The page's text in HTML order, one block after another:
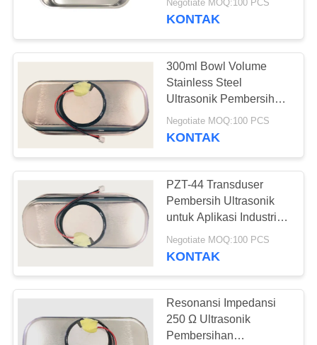
KUALITAS
HUBUNGI
KAMI
PERMINTAAN
PENAWARAN
SITEMAP
PRIVACY
POLICY
Transduser
Pembersihan
Ultrasonik
Sensor Tingkat
Ultrasonik
28
Negotiate MOQ:100 PCS
KONTAK
300ml Bowl Volume
Stainless Steel
Ultrasonik Pembersihan
Transducer dengan 3-
48V Supply Voltage
Negotiate MOQ:100 PCS
KONTAK
PZT-44 Transduser
Pembersih Ultrasonik
untuk Aplikasi Industri
pada Frekuensi
Resonansi 49kHz±5%
Negotiate MOQ:100 PCS
KONTAK
Resonansi Impedansi
250 Ω Ultrasonik
Pembersihan